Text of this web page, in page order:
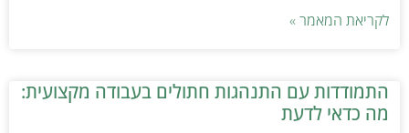
לקריאת המאמר »
התמודדות עם התנהגות חתולים בעבודה מקצועית:
מה כדאי לדעת